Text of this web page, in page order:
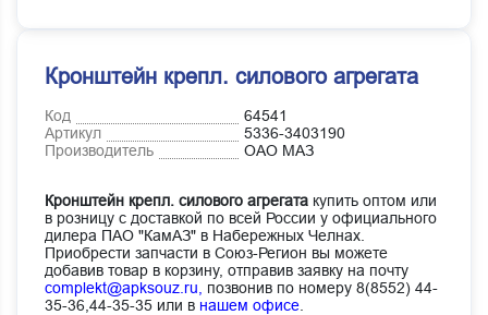
Кронштейн крепл. силового агрегата
Код
64541
Артикул
5336-3403190
Производитель
ОАО МАЗ
Кронштейн крепл. силового агрегата купить оптом или
в розницу с доставкой по всей России у официального
дилера ПАО "КамАЗ" в Набережных Челнах.
Приобрести запчасти в Союз-Регион вы можете
добавив товар в корзину, отправив заявку на почту
complekt@apksouz.ru,
позвонив по номеру 8(8552) 44-
35-36,44-35-35 или в нашем офисе